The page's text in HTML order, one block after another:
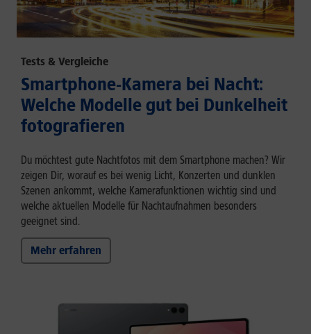
Tests & Vergleiche
Smartphone-Kamera bei Nacht:
Welche Modelle gut bei Dunkelheit
fotografieren
Du möchtest gute Nachtfotos mit dem Smartphone machen? Wir
zeigen Dir, worauf es bei wenig Licht, Konzerten und dunklen
Szenen ankommt, welche Kamerafunktionen wichtig sind und
welche aktuellen Modelle für Nachtaufnahmen besonders
geeignet sind.
Mehr erfahren